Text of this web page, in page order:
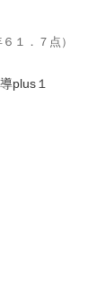
plus１
１．７点）
乗
り）